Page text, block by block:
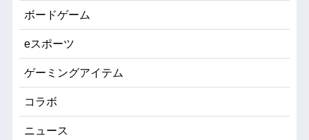
ボードゲーム
eスポーツ
ゲーミングアイテム
コラボ
ニュース